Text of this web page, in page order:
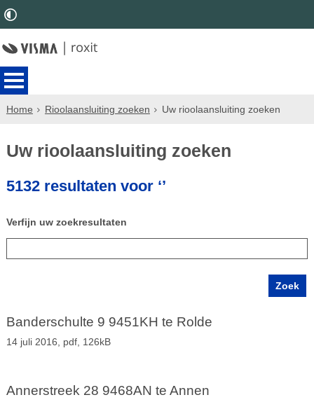
Home Rioolaansluiting zoeken Uw rioolaansluiting zoeken
Uw rioolaansluiting zoeken
5132 resultaten voor ‘’
Verfijn uw zoekresultaten
Banderschulte 9 9451KH te Rolde
14 juli 2016, pdf, 126kB
Annerstreek 28 9468AN te Annen